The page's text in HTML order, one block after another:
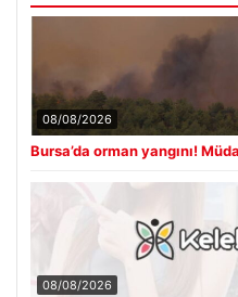
08/08/2026
Bursa’da orman yangını!
08/08/2026